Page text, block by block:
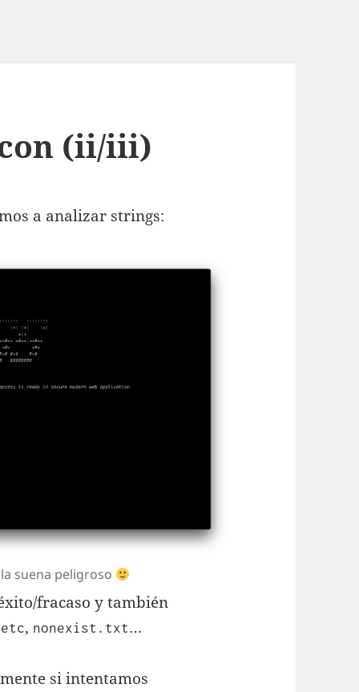
(ii/iii)
a analizar strings:
suena peligroso
fracaso y también
, nonexist.txt…
si intentamos